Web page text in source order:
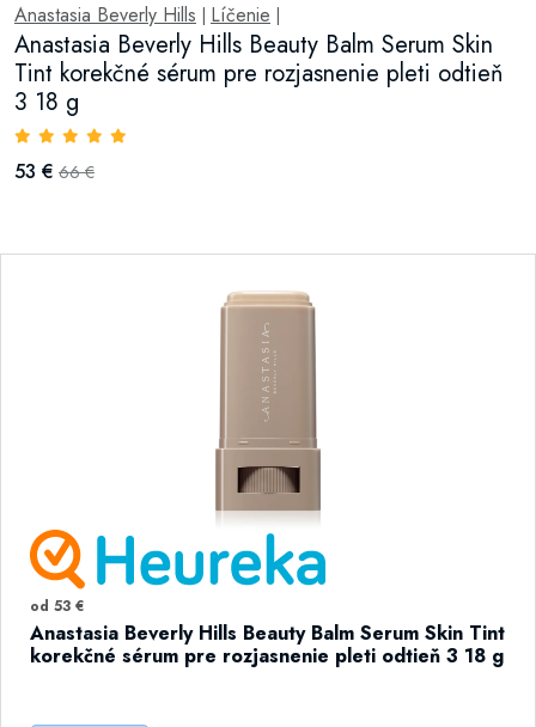
Anastasia Beverly Hills Líčenie
Anastasia Beverly Hills Beauty Balm Serum Skin
Tint korekčné sérum pre rozjasnenie pleti odtieň
3 18 g
53 € 66 €
od 53 €
Anastasia Beverly Hills Beauty Balm Serum Skin Tint
korekčné sérum pre rozjasnenie pleti odtieň 3 18 g